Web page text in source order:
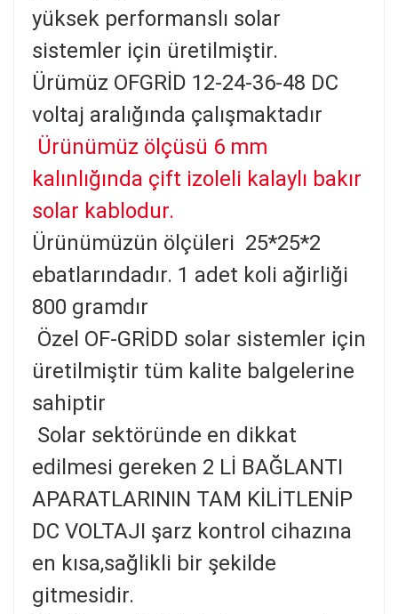
yüksek performanslı solar
sistemler için üretilmiştir.
Ürümüz OFGRİD 12-24-36-48 DC
voltaj aralığında çalışmaktadır
Ürünümüz ölçüsü 6 mm
kalınlığında çift izoleli kalaylı bakır
solar kablodur.
Ürünümüzün ölçüleri 25*25*2
ebatlarındadır. 1 adet koli ağirliği
800 gramdır
Özel OF-GRİDD solar sistemler için
üretilmiştir tüm kalite balgelerine
sahiptir
Solar sektöründe en dikkat
edilmesi gereken 2 Lİ BAĞLANTI
APARATLARININ TAM KİLİTLENİP
DC VOLTAJI şarz kontrol cihazına
en kısa,sağlikli bir şekilde
gitmesidir.